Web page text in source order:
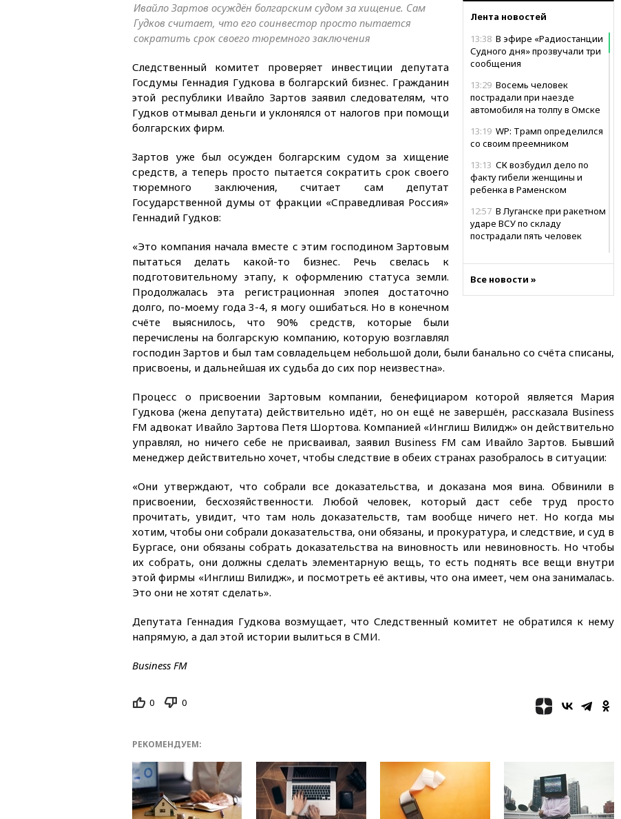
Лента новостей
13:38 В эфире «Радиостанции
Судного дня» прозвучали три
сообщения
13:29 Восемь человек
пострадали при наезде
автомобиля на толпу в Омске
13:19 WP: Трамп определился
со своим преемником
13:13 СК возбудил дело по
факту гибели женщины и
ребенка в Раменском
12:57 В Луганске при ракетном
ударе ВСУ по складу
пострадали пять человек
отмыванием денег, достигло
рекордного показателя
из окна
общественный транспорт
12:15
Иран и Оман
согласовали главные пункты
сделки по открытию
Ормузского пролива
восстановили обмен
разведданными с Украиной
расширила санкции против
России
11:37
В Ярославской области
обломки БПЛА упали в
11:19 МИД России ответил на
критику мэра Хиросимы в
России и Армении на две
сохранить пост
10:38
Роскачество нашло
кишечную палочку в бургерах
пяти популярных сетей
Все новости »
Ивайло Зартов осуждён болгарским судом за хищение. Сам
Гудков считает, что его соинвестор просто пытается
сократить срок своего тюремного заключения
Следственный комитет проверяет инвестиции депутата
Госдумы Геннадия Гудкова в болгарский бизнес. Гражданин
этой республики Ивайло Зартов заявил следователям, что
Гудков отмывал деньги и уклонялся от налогов при помощи
болгарских фирм.
Зартов уже был осужден болгарским судом за хищение
средств, а теперь просто пытается сократить срок своего
тюремного заключения, считает сам депутат
Государственной думы от фракции «Справедливая Россия»
Геннадий Гудков:
«Это компания начала вместе с этим господином Зартовым
пытаться делать какой-то бизнес. Речь свелась к
подготовительному этапу, к оформлению статуса земли.
Продолжалась эта регистрационная эпопея достаточно
долго, по-моему года 3-4, я могу ошибаться. Но в конечном
счёте выяснилось, что 90% средств, которые были
перечислены на болгарскую компанию, которую возглавлял
господин Зартов и был там совладельцем небольшой доли, были банально со счёта списаны,
присвоены, и дальнейшая их судьба до сих пор неизвестна».
Процесс о присвоении Зартовым компании, бенефициаром которой является Мария
Гудкова (жена депутата) действительно идёт, но он ещё не завершён, рассказала Business
FM адвокат Ивайло Зартова Петя Шортова. Компанией «Инглиш Вилидж» он действительно
управлял, но ничего себе не присваивал, заявил Business FM сам Ивайло Зартов. Бывший
менеджер действительно хочет, чтобы следствие в обеих странах разобралось в ситуации:
«Они утверждают, что собрали все доказательства, и доказана моя вина. Обвинили в
присвоении, бесхозяйственности. Любой человек, который даст себе труд просто
прочитать, увидит, что там ноль доказательств, там вообще ничего нет. Но когда мы
хотим, чтобы они собрали доказательства, они обязаны, и прокуратура, и следствие, и суд в
Бургасе, они обязаны собрать доказательства на виновность или невиновность. Но чтобы
их собрать, они должны сделать элементарную вещь, то есть поднять все вещи внутри
этой фирмы «Инглиш Вилидж», и посмотреть её активы, что она имеет, чем она занималась.
Это они не хотят сделать».
Депутата Геннадия Гудкова возмущает, что Следственный комитет не обратился к нему
напрямую, а дал этой истории вылиться в СМИ.
Business FM
0 0
РЕКОМЕНДУЕМ: